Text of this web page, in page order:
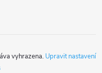
vyhrazena. Upravit nastavení